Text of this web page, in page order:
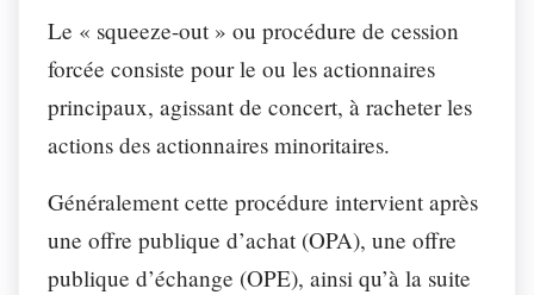
Le « squeeze-out » ou procédure de cession
forcée consiste pour le ou les actionnaires
principaux, agissant de concert, à racheter les
actions des actionnaires minoritaires.
Généralement cette procédure intervient après
une offre publique d’achat (OPA), une offre
publique d’échange (OPE), ainsi qu’à la suite